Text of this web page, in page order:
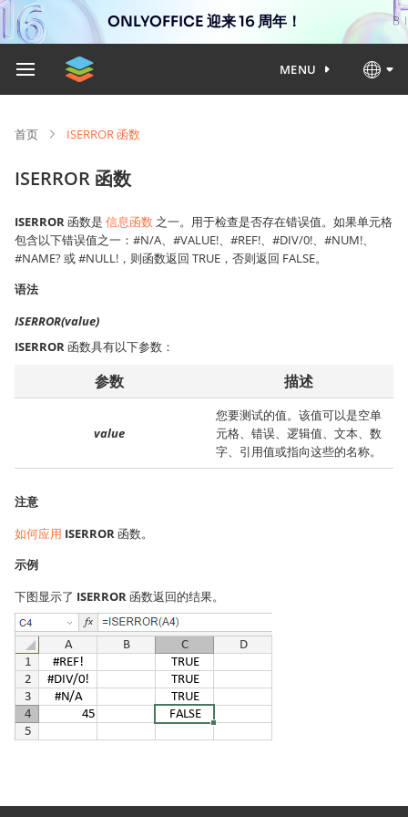
ONLYOFFICE 迎来 16 周年！
MENU
首页 ISERROR 函数
ISERROR 函数
ISERROR函数是 信息函数 之一。用于检查是否存在错误值。如果单元格
包含以下错误值之一：#N/A、#VALUE!、#REF!、#DIV/0!、#NUM!、
#NAME? 或 #NULL!，则函数返回 TRUE，否则返回 FALSE。
语法
ISERROR(value)
ISERROR函数具有以下参数：
参数 描述
value
您要测试的值。该值可以是空单
元格、错误、逻辑值、文本、数
字、引用值或指向这些的名称。
注意
如何应用 ISERROR函数。
示例
下图显示了 ISERROR函数返回的结果。